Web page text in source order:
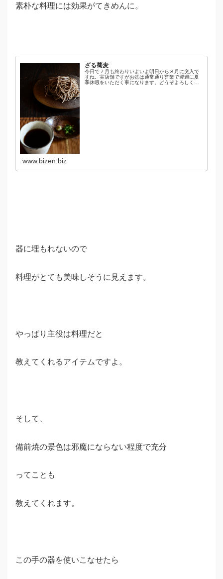
素朴な料理には効果がてきめんに。
ざる蕎麦
今日で７月も終わりいよいよ明日から８月に突入で
すね。実店舗ですがお盆は通常通り営業で翌週に夏
季休暇をいただく事になります。どうぞよろしくお
www.bizen.biz
器に埋もれないので
料理がとても美味しそうに見えます。
やっぱり主役は料理だと
教えてくれるアイテムですよ。
そして、
備前焼の景色は邪魔にならない程度で充分
ってことも
教えてくれます。
この手の器を使いこなせたら